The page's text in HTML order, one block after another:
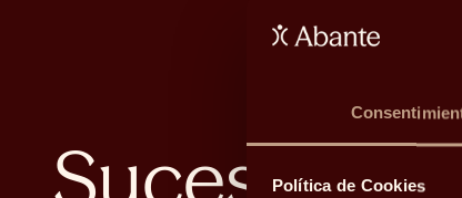
Política de Cookies